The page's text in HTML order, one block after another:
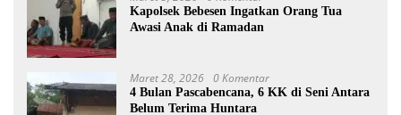
Kapolsek Bebesen Ingatkan Orang Tua
Awasi Anak di Ramadan
Maret 28, 2026 0 Komentar
4 Bulan Pascabencana, 6 KK di Seni Antara
Belum Terima Huntara